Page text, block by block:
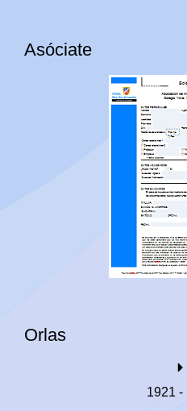
Asóciate
Orlas
1921 -